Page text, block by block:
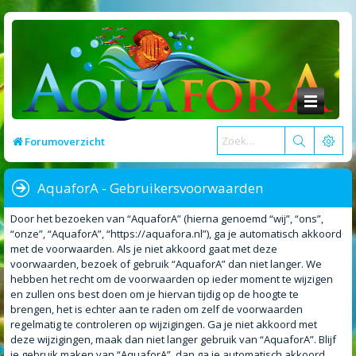
Forumoverzicht
AquaforA - Gebruikersvoorwaarden
Door het bezoeken van “AquaforA” (hierna genoemd “wij”, “ons”,
“onze”, “AquaforA”, “https://aquafora.nl”), ga je automatisch akkoord
met de voorwaarden. Als je niet akkoord gaat met deze
voorwaarden, bezoek of gebruik “AquaforA” dan niet langer. We
hebben het recht om de voorwaarden op ieder moment te wijzigen
en zullen ons best doen om je hiervan tijdig op de hoogte te
brengen, het is echter aan te raden om zelf de voorwaarden
regelmatig te controleren op wijzigingen. Ga je niet akkoord met
deze wijzigingen, maak dan niet langer gebruik van “AquaforA”. Blijf